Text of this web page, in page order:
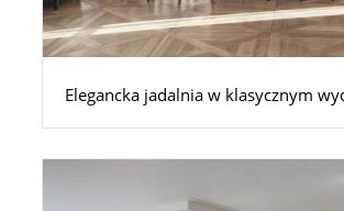
Elegancka jadalnia w klasycznym